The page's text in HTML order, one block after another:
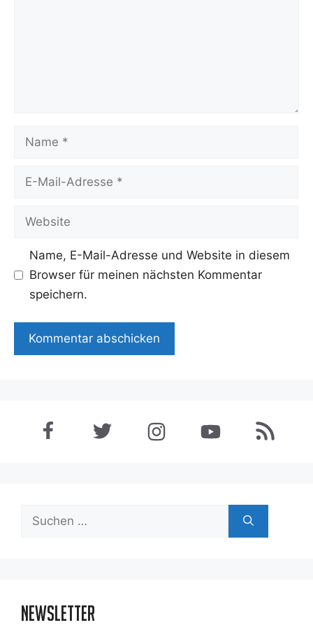
Name
Adresse
Website
Name, E-Mail-Adresse und Website in diesem
Browser für meinen nächsten Kommentar
speichern.
Suchen
Newsletter